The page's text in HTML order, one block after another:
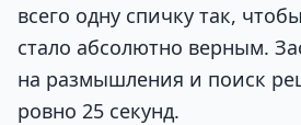
всего одну спичку так,
стало абсолютно верным.
на размышления и поиск
ровно 25 секунд.